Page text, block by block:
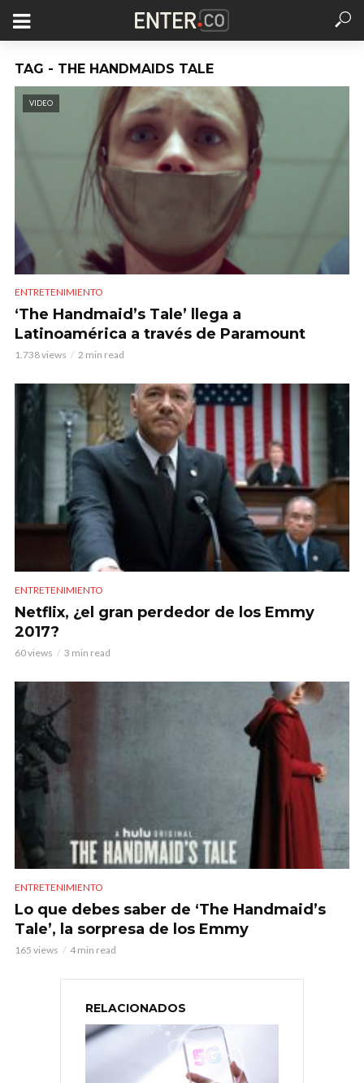
TAG - THE HANDMAIDS TALE
VIDEO
ENTRETENIMIENTO
‘The Handmaid’s Tale’ llega a
Latinoamérica a través de Paramount
1.738 views 2 min read
ENTRETENIMIENTO
Netflix, ¿el gran perdedor de los Emmy
2017?
60 views 3 min read
ENTRETENIMIENTO
Lo que debes saber de ‘The Handmaid’s
Tale’, la sorpresa de los Emmy
165 views 4 min read
RELACIONADOS